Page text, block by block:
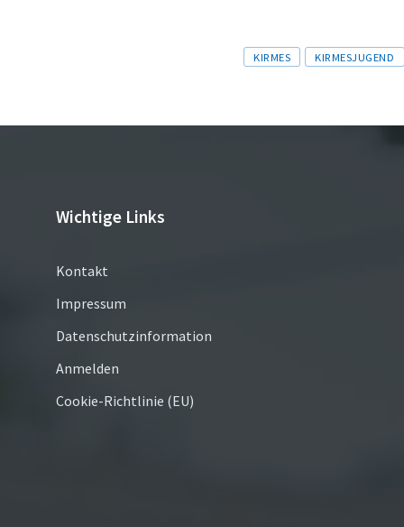
Tags
KIRMES KIRMESJUGEND
Wichtige Links
Kontakt
Impressum
Datenschutzinformation
Anmelden
Cookie-Richtlinie (EU)